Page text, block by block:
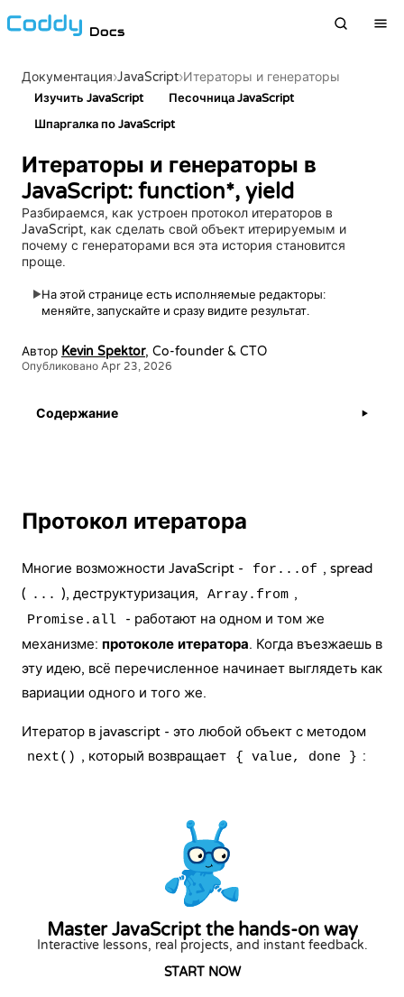
Docs
Документация›JavaScript›Итераторы и генераторы
Изучить JavaScript
Песочница JavaScript
Шпаргалка по JavaScript
Итераторы и генераторы в
JavaScript: function*, yield
Разбираемся, как устроен протокол итераторов в
JavaScript, как сделать свой объект итерируемым и
почему с генераторами вся эта история становится
проще.
▶На этой странице есть исполняемые редакторы:
меняйте, запускайте и сразу видите результат.
Автор Kevin Spektor, Co-founder & CTO
Опубликовано Apr 23, 2026
Протокол итератора
Многие возможности JavaScript - for...of , spread
( ... ), деструктуризация, Array.from ,
Promise.all
- работают на одном и том же
механизме: протоколе итератора. Когда въезжаешь в
эту идею, всё перечисленное начинает выглядеть как
вариации одного и того же.
Итератор в javascript - это любой объект с методом
next() , который возвращает { value, done } :
Master JavaScript the hands-on way
Interactive lessons, real projects, and instant feedback.
START NOW
Содержание ▶